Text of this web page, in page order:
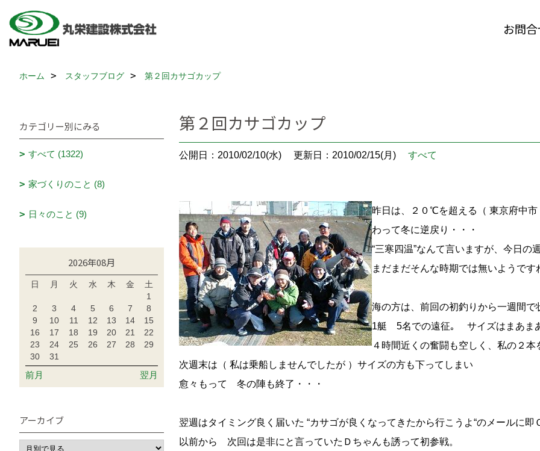
お問
ホーム スタッフブログ 第２回カサゴカップ
第２回カサゴカップ
公開日：2010/02/10(水) 更新日：2010/02/15(月) すべて
昨日は、２０℃を超える（ 東京府中
わって冬に逆戻り・・・
“三寒四温”なんて言いますが、今
まだまだそんな時期では無いようです
海の方は、前回の初釣りから一週間
1艇 5名での遠征｡ サイズはまあま
４時間近くの奮闘も空しく、私の２
次週末は（ 私は乗船しませんでしたが ）サイズの方も下ってしまい
愈々もって 冬の陣も終了・・・
翌週はタイミング良く届いた “カサゴが良くなってきたから行こうよ“のメールに即
以前から 次回は是非にと言っていたＤちゃんも誘って初参戦。
カテゴリー別にみる
すべて (1322)
家づくりのこと (8)
日々のこと (9)
2026年08月
日 月 火 水 木 金
土
1
2
3 4 5 6 7
8
9
10 11 12 13 14
15
16
17 18 19 20 21
22
23
24 25 26 27 28
29
30
31
前月 翌月
アーカイブ